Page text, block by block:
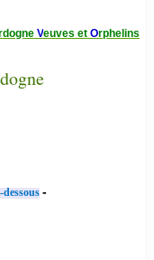
Veuves et Orphelins
-